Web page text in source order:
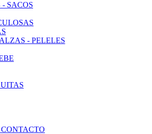
SACOS
- PELELES
CONTACTO